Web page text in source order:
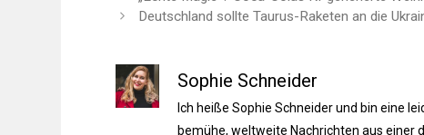
Deutschland sollte Taurus-Raketen an die
Sophie Schneider
Ich heiße Sophie Schneider und bin eine
bemühe, weltweite Nachrichten aus einer